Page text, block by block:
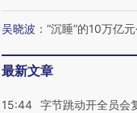
吴晓波 ： “沉睡”的10万亿
最新文章
15:44 字节跳动开全员会